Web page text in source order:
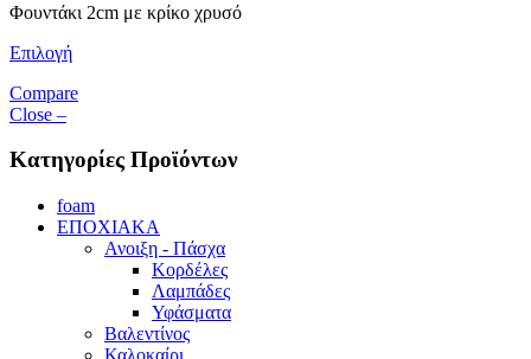
Φουντάκι 2cm με κρίκο χρυσό
Επιλογή
Compare
Close –
Κατηγορίες Προϊόντων
foam
ΕΠΟΧΙΑΚΑ
Ανοιξη - Πάσχα
Κορδέλες
Λαμπάδες
Υφάσματα
Βαλεντίνος
Καλοκαίρι